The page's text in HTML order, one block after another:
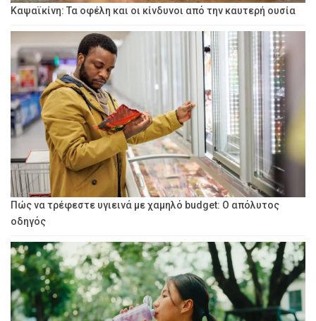
Καψαϊκίνη: Τα οφέλη και οι κίνδυνοι από την καυτερή ουσία
Πώς να τρέφεστε υγιεινά με χαμηλό budget: Ο απόλυτος
οδηγός